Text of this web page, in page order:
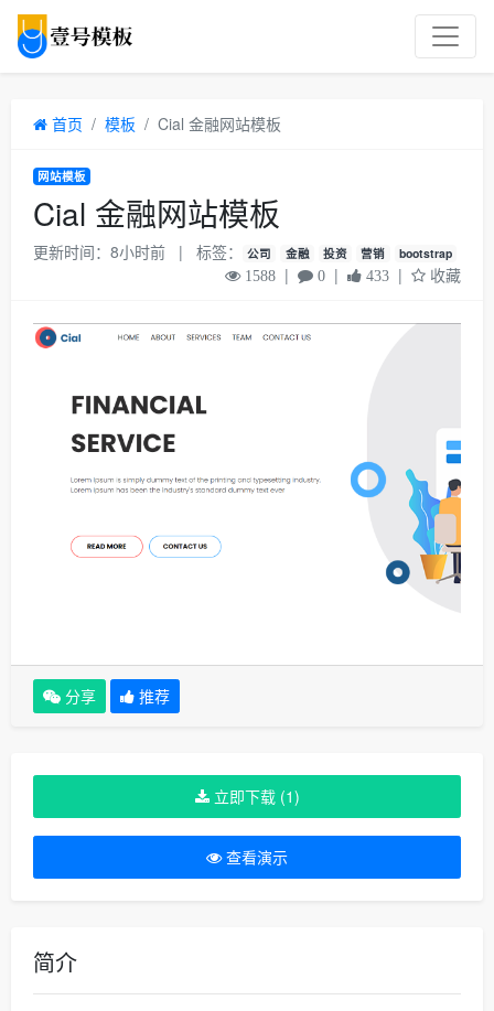
首页 模板 Cial 金融网站模板
网站模板
Cial 金融网站模板
更新时间：8小时前 | 标签： 公司 金融 投资 营销 bootstrap
1588 | 0 | 433 | 收藏
分享 推荐
立即下载 (1)
查看演示
简介